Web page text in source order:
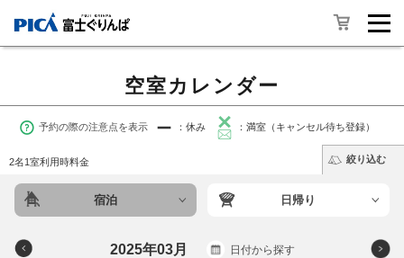
空室カレンダー
宿泊 日帰り
予約の際の注意点を表示 ：休み ：満室（キャンセル待ち登録）
2名1室利用時料金 絞り込む
2025年03月 日付から探す